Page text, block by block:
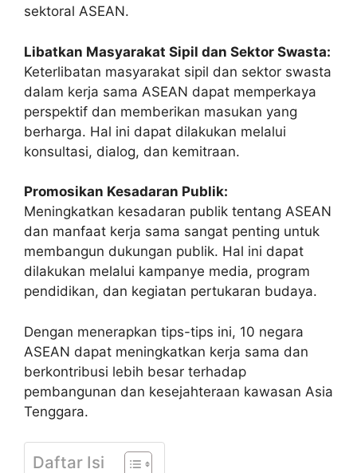
sektoral ASEAN.
Libatkan Masyarakat Sipil dan Sektor Swasta:
Keterlibatan masyarakat sipil dan sektor swasta
dalam kerja sama ASEAN dapat memperkaya
perspektif dan memberikan masukan yang
berharga. Hal ini dapat dilakukan melalui
konsultasi, dialog, dan kemitraan.
Promosikan Kesadaran Publik:
Meningkatkan kesadaran publik tentang ASEAN
dan manfaat kerja sama sangat penting untuk
membangun dukungan publik. Hal ini dapat
dilakukan melalui kampanye media, program
pendidikan, dan kegiatan pertukaran budaya.
Dengan menerapkan tips-tips ini, 10 negara
ASEAN dapat meningkatkan kerja sama dan
berkontribusi lebih besar terhadap
pembangunan dan kesejahteraan kawasan Asia
Tenggara.
Daftar Isi